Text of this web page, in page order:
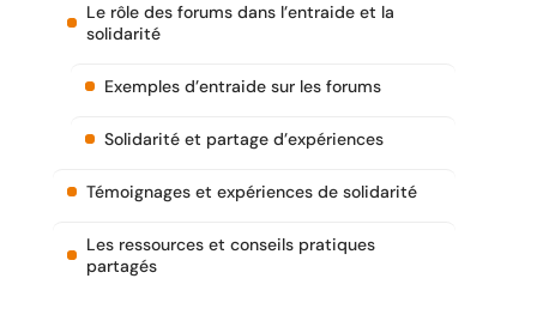
Le rôle des forums dans l’entraide et la
solidarité
Exemples d’entraide sur les forums
Solidarité et partage d’expériences
Témoignages et expériences de solidarité
Les ressources et conseils pratiques
partagés